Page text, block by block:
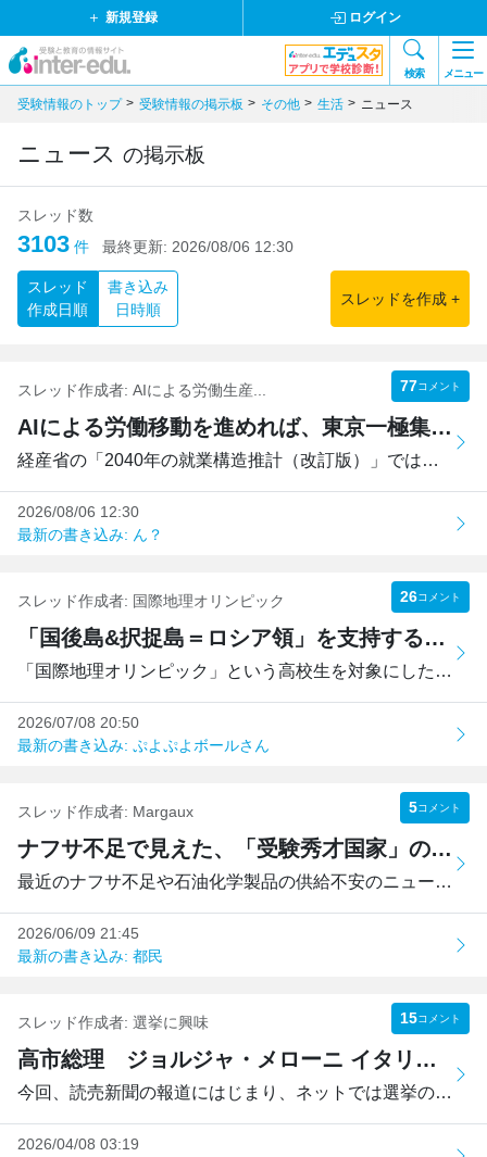
新規登録 ログイン
検索 メニュー
受験情報のトップ 受験情報の掲示板 その他 生活 ニュース
ニュース の掲示板
スレッド数
3103 件 最終更新: 2026/08/06 12:30
スレッド
作成日順
書き込み
日時順
スレッドを作成 +
スレッド作成者: AIによる労働生産... 77コメント
AIによる労働移動を進めれば、東京一極集中も緩和されるのでは？
経産省の「2040年の就業構造推計（改訂版）」では、東京圏（...
2026/08/06 12:30
最新の書き込み: ん？
スレッド作成者: 国際地理オリンピック 26コメント
「国後島&択捉島＝ロシア領」を支持する?地理の先生方
「国際地理オリンピック」という高校生を対象にした国際競技...
2026/07/08 20:50
最新の書き込み: ぷよぷよボールさん
スレッド作成者: Margaux 5コメント
ナフサ不足で見えた、「受験秀才国家」の死角〜偏差値では見えない、「社会を回す人材」の重要性あ
最近のナフサ不足や石油化学製品の供給不安のニュース、単な...
2026/06/09 21:45
最新の書き込み: 都民
スレッド作成者: 選挙に興味 15コメント
高市総理 ジョルジャ・メローニ イタリアの首相の会談後 解散総選挙？
今回、読売新聞の報道にはじまり、ネットでは選挙の話で持ち...
2026/04/08 03:19